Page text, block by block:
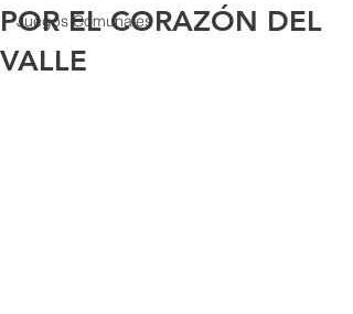
Juegos Comunales
POR EL CORAZÓN DEL
VALLE